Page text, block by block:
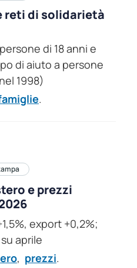
reti di solidarietà
di 18 anni e
di aiuto a persone
1998)
.
e prezzi
export +0,2%;
aprile
, prezzi.